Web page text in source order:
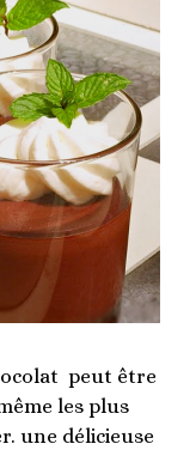
peut être
les plus
une délicieuse